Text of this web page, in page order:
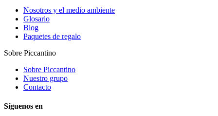
Nosotros y el medio ambiente
Glosario
Blog
Paquetes de regalo
Sobre Piccantino
Sobre Piccantino
Nuestro grupo
Contacto
Síguenos en